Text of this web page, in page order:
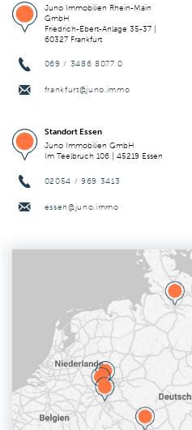
Juno Immobilien Rhein-Main
GmbH
Friedrich-Ebert-Anlage 35-37 |
60327 Frankfurt
069 / 3486 8077 0
frankfurt@juno.immo
Standort Essen
Juno Immobilien GmbH
Im Teelbruch 106 | 45219 Essen
02054 / 969 3413
essen@juno.immo